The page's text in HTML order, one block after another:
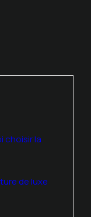
choisir la
de luxe